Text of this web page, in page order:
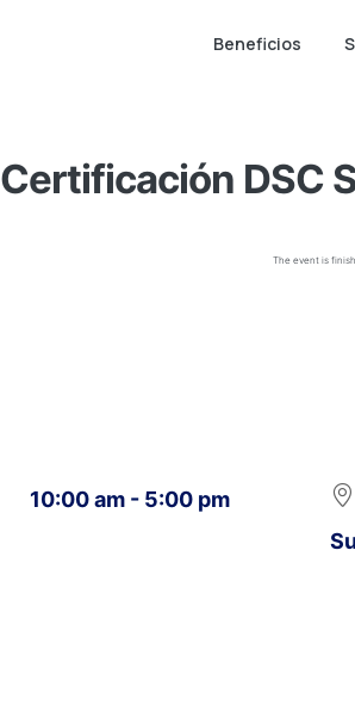
Beneficios
Certificación DSC
The event is
10:00 am - 5:00 pm